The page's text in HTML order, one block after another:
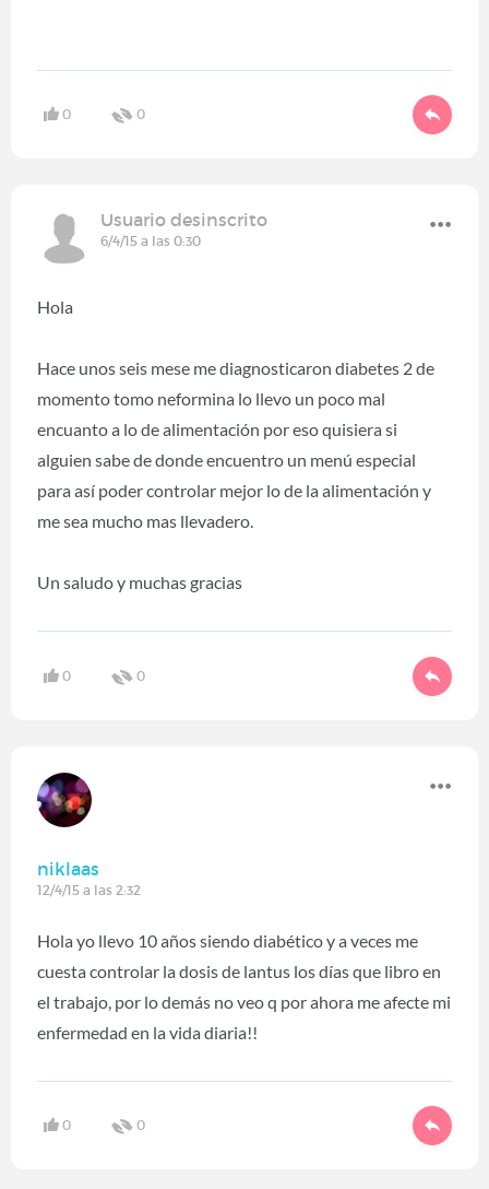
0 0
Usuario desinscrito
6/4/15 a las 0:30
Hola
Hace unos seis mese me diagnosticaron diabetes 2 de
momento tomo neformina lo llevo un poco mal
encuanto a lo de alimentación por eso quisiera si
alguien sabe de donde encuentro un menú especial
para así poder controlar mejor lo de la alimentación y
me sea mucho mas llevadero.
Un saludo y muchas gracias
0 0
niklaas
12/4/15 a las 2:32
Hola yo llevo 10 años siendo diabético y a veces me
cuesta controlar la dosis de lantus los días que libro en
el trabajo, por lo demás no veo q por ahora me afecte mi
enfermedad en la vida diaria!!
0 0